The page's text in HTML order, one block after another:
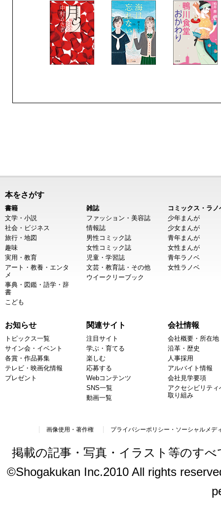
本をさがす
書籍
文学・小説
社会・ビジネス
旅行・地図
趣味
実用・教育
アート・教養・エンタ
メ
事典・図鑑・語学・辞
書
こども
雑誌
ファッション・美容誌
情報誌
男性コミック誌
女性コミック誌
児童・学習誌
文芸・教育誌・その他
ウイークリーブック
コミックス・ラノ
少年まんが
少女まんが
青年まんが
女性まんが
青年ラノベ
女性ラノベ
お知らせ
トピックス一覧
サイン会・イベント
各賞・作品募集
テレビ・映画化情報
プレゼント
関連サイト
注目サイト
学ぶ・育てる
楽しむ
応募する
Webコンテンツ
SNS一覧
動画一覧
会社情報
会社概要・所在地
沿革・歴史
人事採用
アルバイト情報
会社見学要項
アクセシビリティ
取り組み
画像使用・著作権 プライバシーポリシー・ソーシャルメデ
掲載の記事・写真・イラスト等のす
©Shogakukan Inc.2010 All rights